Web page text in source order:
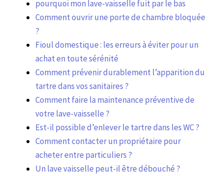
pourquoi mon lave-vaisselle fuit par le bas
Comment ouvrir une porte de chambre bloquée
?
Fioul domestique : les erreurs à éviter pour un
achat en toute sérénité
Comment prévenir durablement l’apparition du
tartre dans vos sanitaires ?
Comment faire la maintenance préventive de
votre lave-vaisselle ?
Est-il possible d’enlever le tartre dans les WC ?
Comment contacter un propriétaire pour
acheter entre particuliers ?
Un lave vaisselle peut-il être débouché ?